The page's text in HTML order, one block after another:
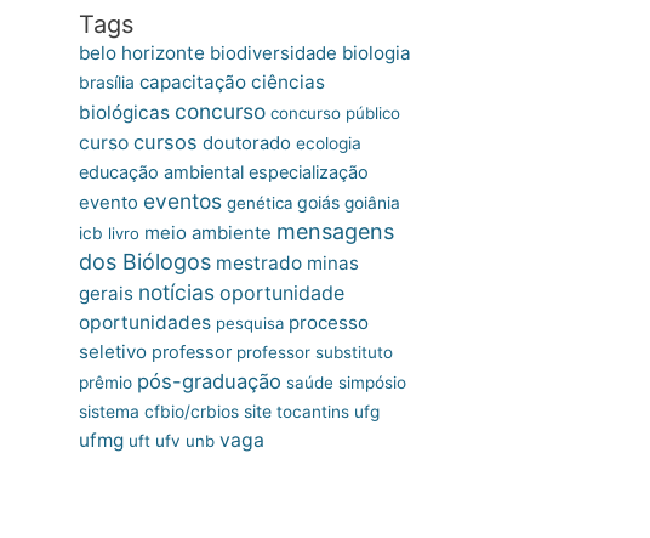
Tags
belo horizonte biodiversidade biologia
brasília capacitação ciências
biológicas concurso concurso público
curso cursos doutorado ecologia
educação ambiental especialização
evento eventos genética goiás goiânia
icb livro meio ambiente mensagens
dos Biólogos mestrado minas
gerais notícias oportunidade
oportunidades pesquisa processo
seletivo professor professor substituto
prêmio pós-graduação saúde simpósio
sistema cfbio/crbios site tocantins ufg
ufmg uft ufv unb vaga